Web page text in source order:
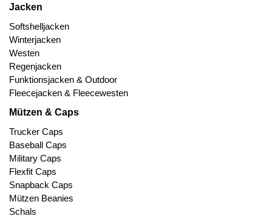
Jacken
Softshelljacken
Winterjacken
Westen
Regenjacken
Funktionsjacken & Outdoor
Fleecejacken & Fleecewesten
Mützen & Caps
Trucker Caps
Baseball Caps
Military Caps
Flexfit Caps
Snapback Caps
Mützen Beanies
Schals